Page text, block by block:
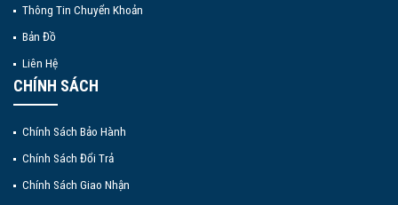
Thông Tin Chuyển Khoản
Bản Đồ
Liên Hệ
CHÍNH SÁCH
Chính Sách Bảo Hành
Chính Sách Đổi Trả
Chính Sách Giao Nhận